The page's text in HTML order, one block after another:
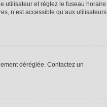
utilisateur et réglez le fuseau horaire
n’est accessible qu’aux utilisateurs
déréglée. Contactez un